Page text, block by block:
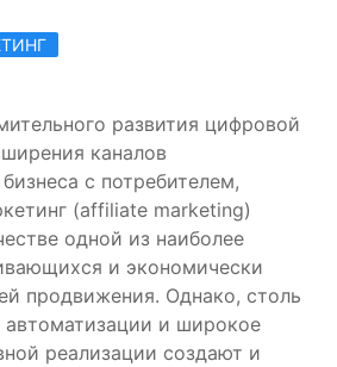
развития цифровой
каналов
с потребителем,
(affiliate marketing)
одной из наиболее
и экономически
продвижения. Однако, столь
автоматизации и широкое
реализации создают и